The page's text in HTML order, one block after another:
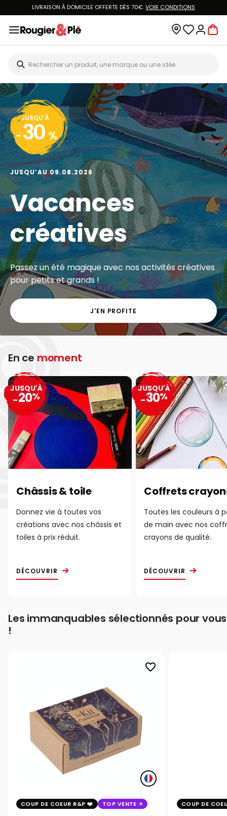
LIVRAISON À DOMICILE OFFERTE DÈS 70€.VOIR CONDITIONS
JUSQU'À
- 30 %
JUSQU’AU 09.08.2026
Vacances
créatives
Passez un été magique avec nos activités créatives
pour petits et grands !
J'EN PROFITE
En ce moment
Châssis & toile
Donnez vie à toutes vos
créations avec nos châssis et
toiles à prix réduit.
DÉCOUVRIR
JUSQU'À
-20%
Coffrets
Toutes les couleurs à
de main avec nos
crayons de qualité.
DÉCOUVRIR
JUSQU'À
-30%
Les immanquables sélectionnés pour vous
!
favorite_border
COUP DE COEUR R&P TOP VENTE COUP DE